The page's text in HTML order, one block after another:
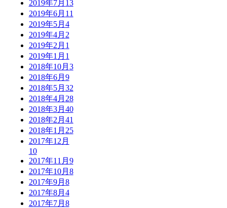
2019年7月 13
2019年6月 11
2019年5月 4
2019年4月 2
2019年2月 1
2019年1月 1
2018年10月 3
2018年6月 9
2018年5月 32
2018年4月 28
2018年3月 40
2018年2月 41
2018年1月 25
2017年12月
10
2017年11月 9
2017年10月 8
2017年9月 8
2017年8月 4
2017年7月 8